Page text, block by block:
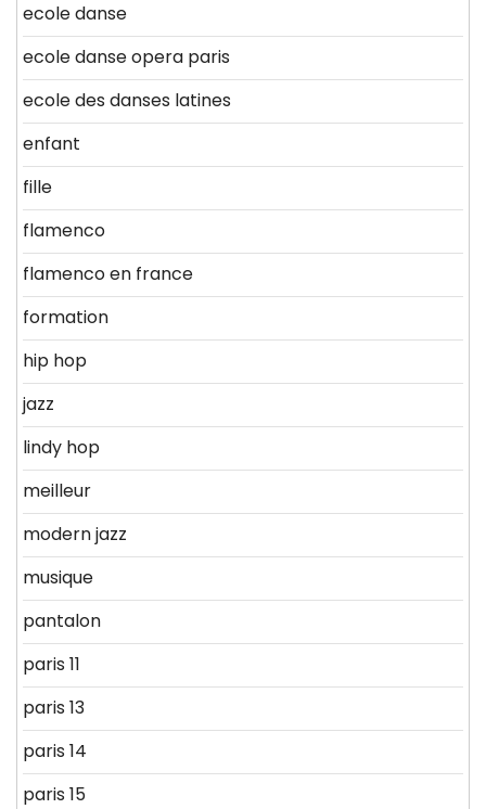
ecole danse
ecole danse opera paris
ecole des danses latines
enfant
fille
flamenco
flamenco en france
formation
hip hop
jazz
lindy hop
meilleur
modern jazz
musique
pantalon
paris 11
paris 13
paris 14
paris 15